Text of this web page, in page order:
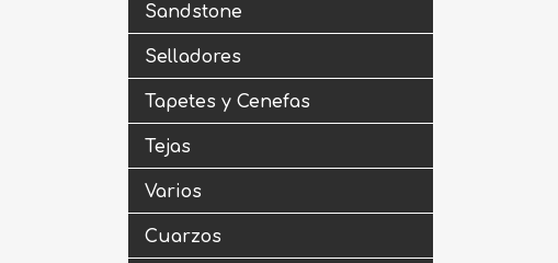
Sandstone
Selladores
Tapetes y Cenefas
Tejas
Varios
Cuarzos